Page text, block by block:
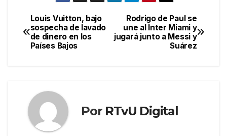
Navegación
de
Rodrigo de Paul se
une al Inter Miami y
jugará junto a Messi y
Suárez
Louis Vuitton, bajo
sospecha de lavado
de dinero en los
Países Bajos
Por RTvU Digital